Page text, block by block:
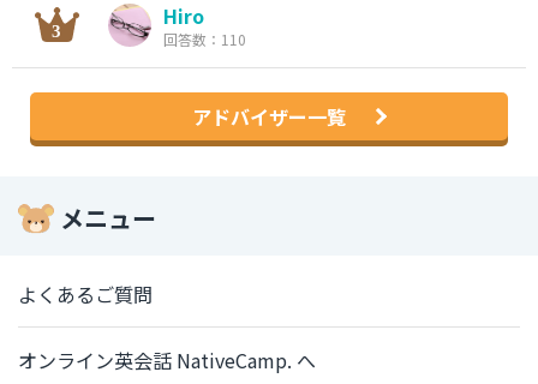
Hiro
回答数：110
アドバイザー一覧
メニュー
よくあるご質問
オンライン英会話 NativeCamp. へ